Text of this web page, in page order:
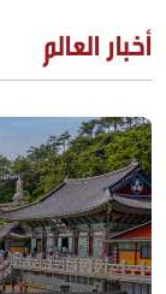
أخبار العالم